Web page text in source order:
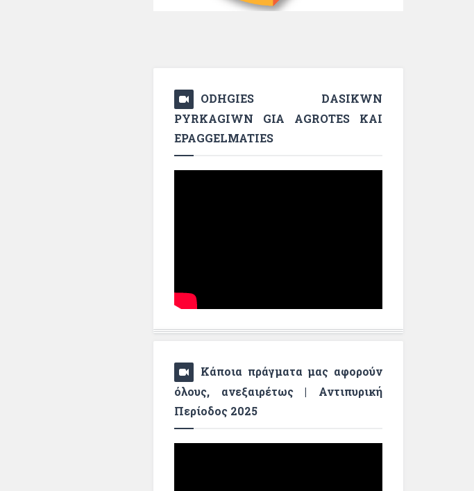
ODHGIES DASIKWN
PYRKAGIWN GIA AGROTES KAI
EPAGGELMATIES
Κάποια πράγματα μας αφορούν
όλους, ανεξαιρέτως | Αντιπυρική
Περίοδος 2025